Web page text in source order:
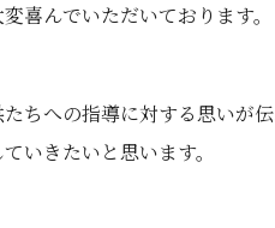
喜んでいただいております。
たちへの指導に対する思いが
いきたいと思います。